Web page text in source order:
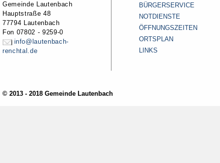
Gemeinde Lautenbach
Hauptstraße 48
77794 Lautenbach
Fon 07802 - 9259-0
info@lautenbach-
renchtal.de
BÜRGERSERVICE
NOTDIENSTE
ÖFFNUNGSZEITEN
ORTSPLAN
LINKS
© 2013 - 2018 Gemeinde Lautenbach